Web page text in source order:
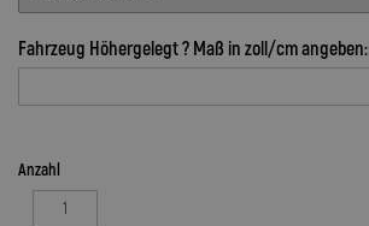
Fahrzeug Höhergelegt ? Maß in zoll/cm angeben:
Anzahl